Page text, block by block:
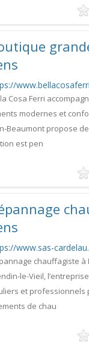
Cosa Ferri
modernes et
Beaumont propose
est pen
www.sas-
chauffagiste à
le-Vieil,
et professionnels
de chau